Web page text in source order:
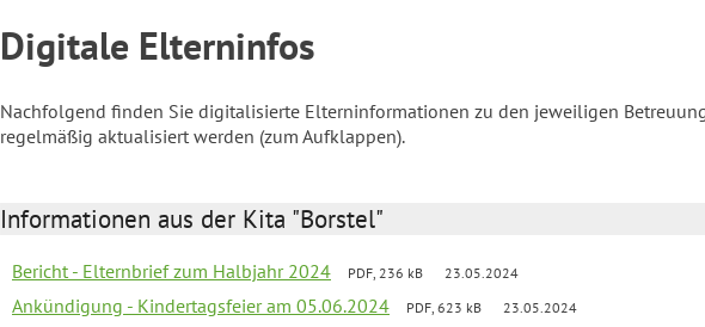
Digitale Elterninfos
Nachfolgend finden Sie digitalisierte Elterninformationen zu den jeweiligen
regelmäßig aktualisiert werden (zum Aufklappen).
Informationen aus der Kita "Borstel"
Bericht - Elternbrief zum Halbjahr 2024 PDF, 236 kB 23.05.2024
Ankündigung - Kindertagsfeier am 05.06.2024 PDF, 623 kB 23.05.2024